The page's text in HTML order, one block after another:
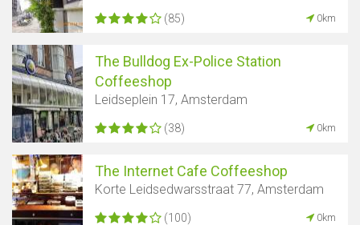
(85) 0km
The Bulldog Ex-Police Station
Coffeeshop
Leidseplein 17, Amsterdam
(38) 0km
The Internet Cafe Coffeeshop
Korte Leidsedwarsstraat 77, Amsterdam
(100) 0km